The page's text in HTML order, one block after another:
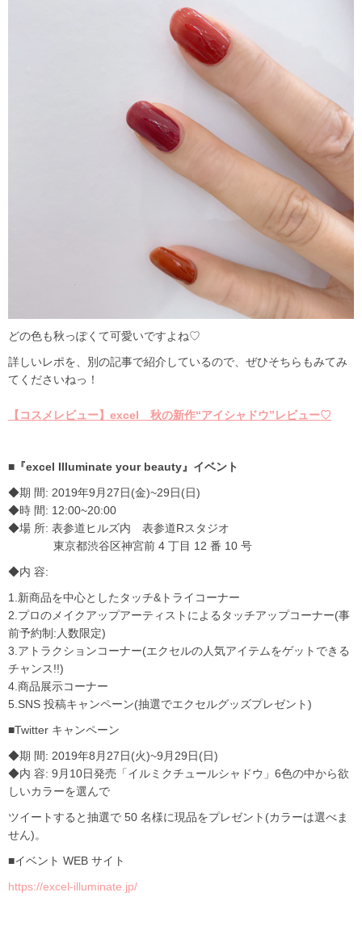
どの色も秋っぽくて可愛いですよね♡
詳しいレポを、別の記事で紹介しているので、ぜひそちらもみてみ
てくださいねっ！
【コスメレビュー】excel 秋の新作“アイシャドウ”レビュー♡
■『excel Illuminate your beauty』イベント
◆期 間: 2019年9月27日(金)~29日(日)
◆時 間: 12:00~20:00
◆場 所: 表参道ヒルズ内 表参道Rスタジオ
東京都渋谷区神宮前 4 丁目 12 番 10 号
◆内 容:
1.新商品を中心としたタッチ&トライコーナー
2.プロのメイクアップアーティストによるタッチアップコーナー(事
前予約制:人数限定)
3.アトラクションコーナー(エクセルの人気アイテムをゲットできる
チャンス!!)
4.商品展示コーナー
5.SNS 投稿キャンペーン(抽選でエクセルグッズプレゼント)
■Twitter キャンペーン
◆期 間: 2019年8月27日(火)~9月29日(日)
◆内 容: 9月10日発売「イルミクチュールシャドウ」6色の中から欲
しいカラーを選んで
ツイートすると抽選で 50 名様に現品をプレゼント(カラーは選べま
せん)。
■イベント WEB サイト
https://excel-illuminate.jp/